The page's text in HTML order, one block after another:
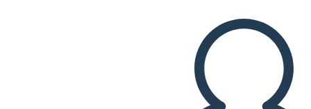
Copy this Storyboard
CREATE A STORYBOARD
PLAY SLIDESHOW
READ TO ME